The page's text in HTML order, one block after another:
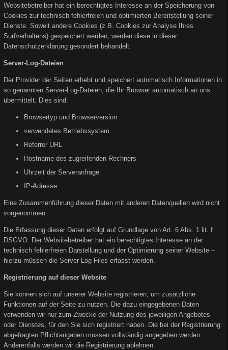
Websitebetreiber hat ein berechtigtes Interesse an der Speicherung von
Cookies zur technisch fehlerfreien und optimierten Bereitstellung seiner
Dienste. Soweit andere Cookies (z.B. Cookies zur Analyse Ihres
Surfverhaltens) gespeichert werden, werden diese in dieser
Datenschutzerklärung gesondert behandelt.
Server-Log-Dateien
Der Provider der Seiten erhebt und speichert automatisch Informationen in
so genannten Server-Log-Dateien, die Ihr Browser automatisch an uns
übermittelt. Dies sind:
Browsertyp und Browserversion
verwendetes Betriebssystem
Referrer URL
Hostname des zugreifenden Rechners
Uhrzeit der Serveranfrage
IP-Adresse
Eine Zusammenführung dieser Daten mit anderen Datenquellen wird nicht
vorgenommen.
Die Erfassung dieser Daten erfolgt auf Grundlage von Art. 6 Abs. 1 lit. f
DSGVO. Der Websitebetreiber hat ein berechtigtes Interesse an der
technisch fehlerfreien Darstellung und der Optimierung seiner Website –
hierzu müssen die Server-Log-Files erfasst werden.
Registrierung auf dieser Website
Sie können sich auf unserer Website registrieren, um zusätzliche
Funktionen auf der Seite zu nutzen. Die dazu eingegebenen Daten
verwenden wir nur zum Zwecke der Nutzung des jeweiligen Angebotes
oder Dienstes, für den Sie sich registriert haben. Die bei der Registrierung
abgefragten Pflichtangaben müssen vollständig angegeben werden.
Anderenfalls werden wir die Registrierung ablehnen.